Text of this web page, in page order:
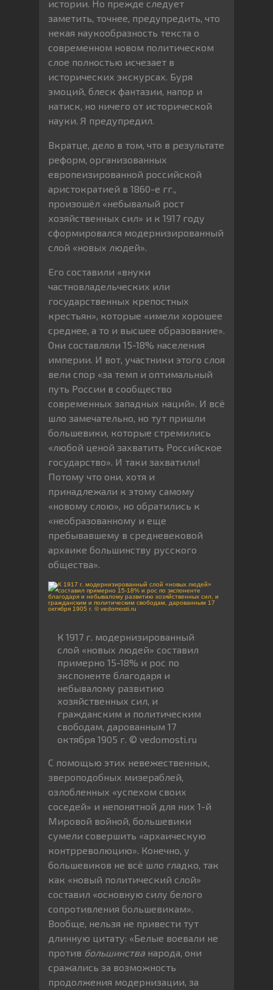
истории. Но прежде следует
заметить, точнее, предупредить, что
некая наукообразность текста о
современном новом политическом
слое полностью исчезает в
исторических экскурсах. Буря
эмоций, блеск фантазии, напор и
натиск, но ничего от исторической
науки. Я предупредил.
Вкратце, дело в том, что в результате
реформ, организованных
европеизированной российской
аристократией в 1860-е гг.,
произошёл «небывалый рост
хозяйственных сил» и к 1917 году
сформировался модернизированный
слой «новых людей».
Его составили «внуки
частновладельческих или
государственных крепостных
крестьян», которые «имели хорошее
среднее, а то и высшее образование».
Они составляли 15-18% населения
империи. И вот, участники этого слоя
вели спор «за темп и оптимальный
путь России в сообщество
современных западных наций». И всё
шло замечательно, но тут пришли
большевики, которые стремились
«любой ценой захватить Российское
государство». И таки захватили!
Потому что они, хотя и
принадлежали к этому самому
«новому слою», но обратились к
«необразованному и еще
пребывавшему в средневековой
архаике большинству русского
общества».
К 1917 г. модернизированный
слой «новых людей» составил
примерно 15-18% и рос по
экспоненте благодаря и
небывалому развитию
хозяйственных сил, и
гражданским и политическим
свободам, дарованным 17
октября 1905 г. © vedomosti.ru
С помощью этих невежественных,
звероподобных мизераблей,
озлобленных «успехом своих
соседей» и непонятной для них 1-й
Мировой войной, большевики
сумели совершить «архаическую
контрреволюцию». Конечно, у
большевиков не всё шло гладко, так
как «новый политический слой»
составил «основную силу белого
сопротивления большевикам».
Вообще, нельзя не привести тут
длинную цитату: «Белые воевали не
против большинства народа, они
сражались за возможность
продолжения модернизации, за